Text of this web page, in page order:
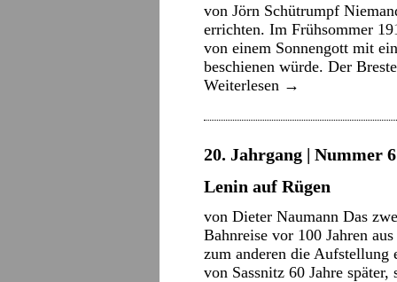
von Jörn Schütrumpf
errichten. Im Frühsommer
von einem Sonnengott mit
beschienen würde. Der
Weiterlesen →
20. Jahrgang | Nummer
Lenin auf Rügen
von Dieter Naumann Das
Bahnreise vor 100 Jahren
zum anderen die Aufstellung
von Sassnitz 60 Jahre